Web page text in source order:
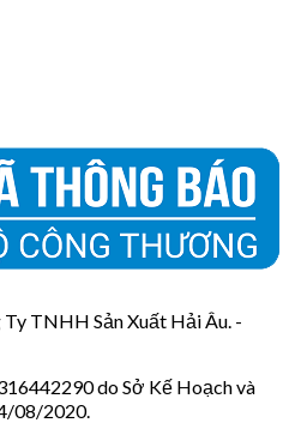
TNHH Sản Xuất Hải Âu. -
do Sở Kế Hoạch và
08/2020.